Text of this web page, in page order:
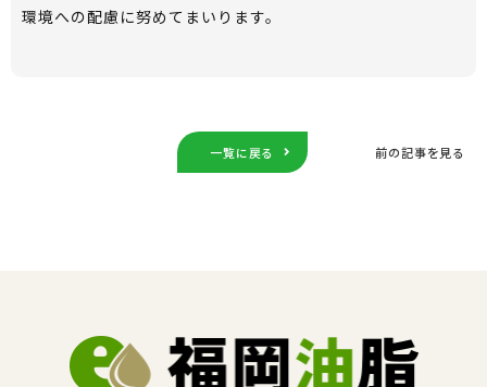
環境への配慮に努めてまいります。
一覧に戻る 前の記事を見る